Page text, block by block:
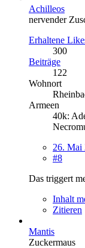
Achilleos
nervender
Erhaltene
300
Beiträge
122
Wohnort
Armeen
40k:
26. Mai
#8
Das triggert
Inhalt
Zitieren
Mantis
Zuckermaus